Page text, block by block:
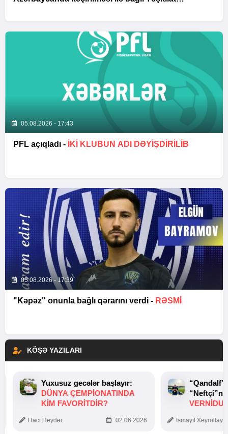
05.08.2026 - 17:43
PFL açıqladı - İKİ KLUBUN ADI DƏYİŞDİRİLİB
05.08.2026 - 17:39
"Kəpəz" onunla bağlı qərarını verdi - RƏSMİ
KÖŞƏ YAZILARI
Yuxusuz gecələr başlayır:
DÜNYA ÇEMPIONATINDA
KIM FAVORITDIR?
Hacı Heydər 02.06.2026 İsmayıl